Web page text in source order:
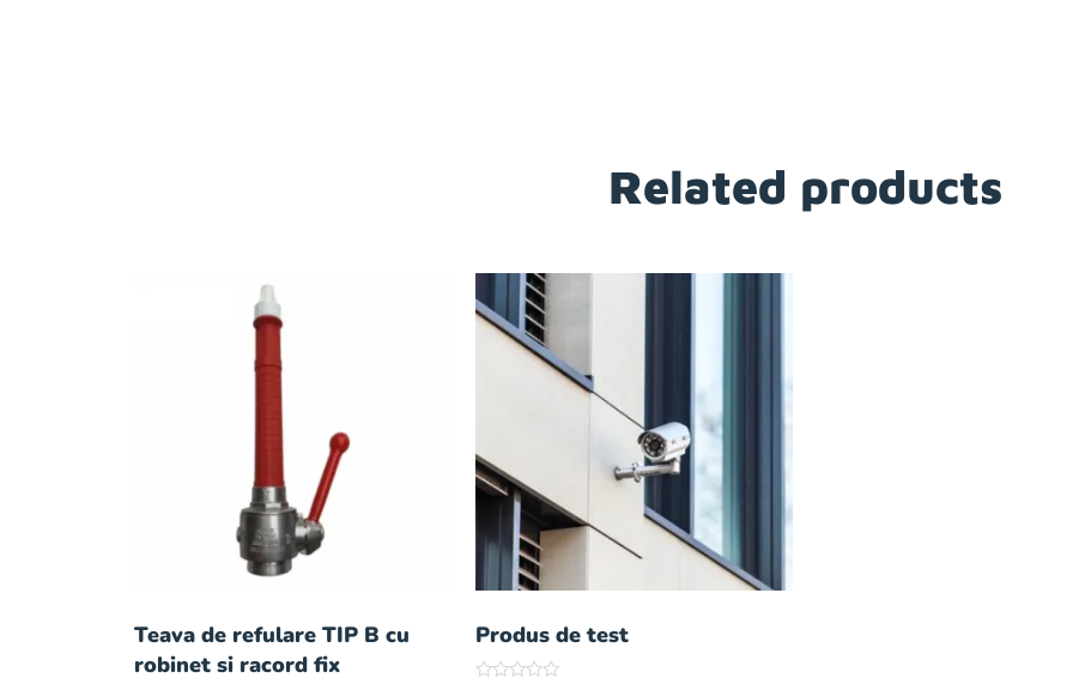
Related products
Teava de refulare TIP B cu
robinet si racord fix
Produs de test